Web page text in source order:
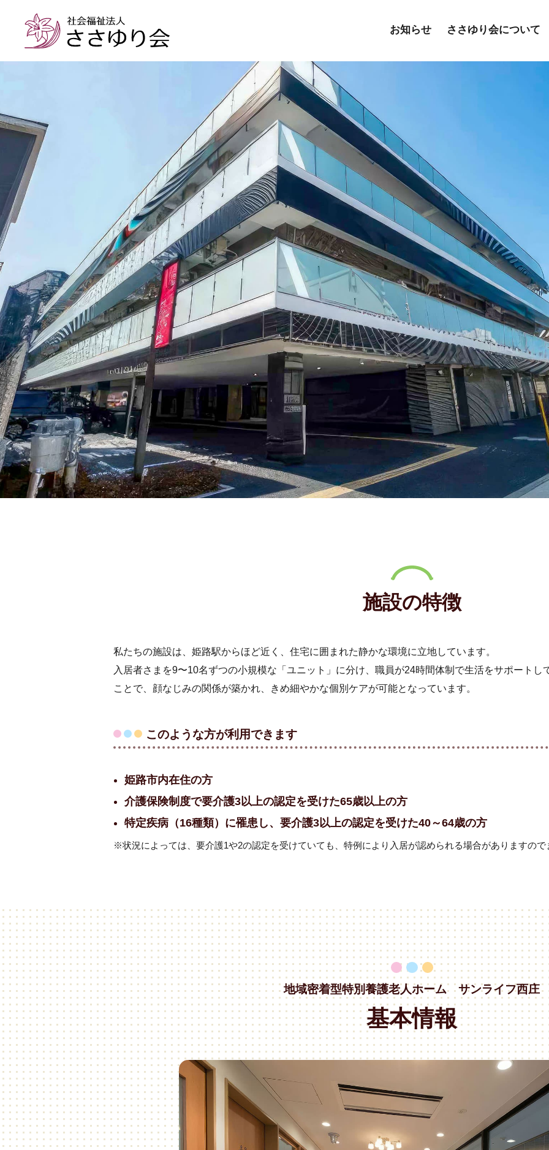
お知らせ ささゆり会について
ご挨拶 ささゆり会のあゆみ
介護型ケアハウス
短期入所施設
ショートステイ
小規模多機能ホーム
通所介護
デイサービス
小規模多機能ホーム
提供介護サービス一覧 要介護度別施設表
メッセージ 福利厚生一覧
施設の特徴
私たちの施設は、姫路駅からほど近く、住宅に囲まれた静かな環境に立地しています。
入居者さまを9〜10名ずつの小規模な「ユニット」に分け、職員が24時間体制で生活をサポートし
ことで、顔なじみの関係が築かれ、きめ細やかな個別ケアが可能となっています。
このような方が利用できます
姫路市内在住の方
介護保険制度で要介護3以上の認定を受けた65歳以上の方
特定疾病（16種類）に罹患し、要介護3以上の認定を受けた40～64歳の方
※状況によっては、要介護1や2の認定を受けていても、特例により入居が認められる場合がありますの
地域密着型特別養護老人ホームサンライフ西庄
基本情報